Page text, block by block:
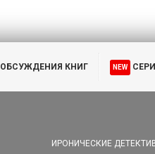
ОБСУЖДЕНИЯ КНИГ NEW
ИРОНИЧЕСКИЕ